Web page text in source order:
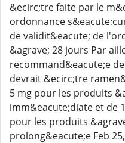
&ecirc;tre faite par le
ordonnance
de validit&eacute; de
&agrave; 28 jours Par
recommand&eacute;e
devrait &ecirc;tre
5 mg pour les produits
imm&eacute;diate et de
pour les produits
prolong&eacute;e Feb